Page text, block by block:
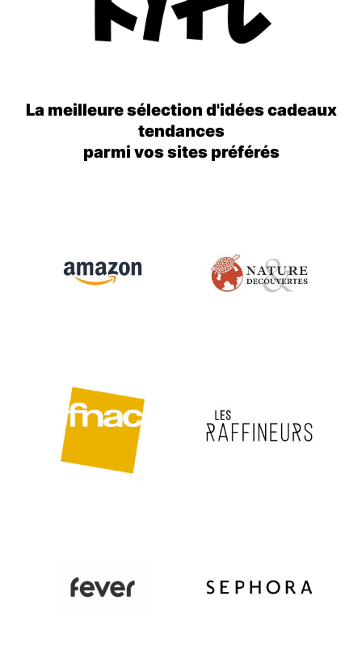
La meilleure sélection d'idées cadeaux
tendances
parmi vos sites préférés